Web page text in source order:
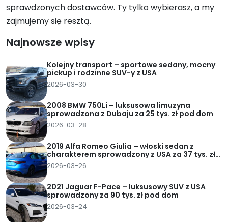
sprawdzonych dostawców. Ty tylko wybierasz, a my
zajmujemy się resztą.
Najnowsze wpisy
Kolejny transport – sportowe sedany, mocny
pickup i rodzinne SUV-y z USA
2026-03-30
2008 BMW 750Li – luksusowa limuzyna
sprowadzona z Dubaju za 25 tys. zł pod dom
2026-03-28
2019 Alfa Romeo Giulia – włoski sedan z
charakterem sprowadzony z USA za 37 tys. zł
pod dom
2026-03-26
2021 Jaguar F-Pace – luksusowy SUV z USA
sprowadzony za 90 tys. zł pod dom
2026-03-24